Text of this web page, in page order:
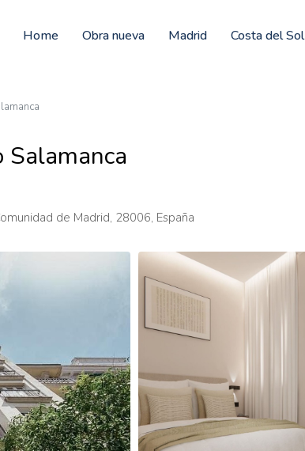
Home Obra nueva Madrid Costa del Sol
de Madrid, 28006, España